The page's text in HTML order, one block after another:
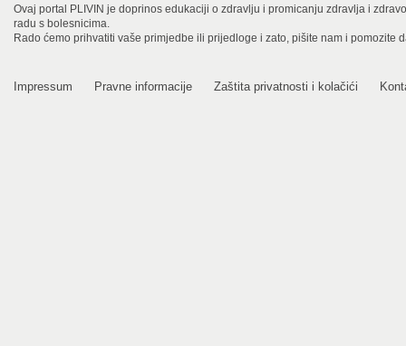
Ovaj portal PLIVIN je doprinos edukaciji o zdravlju i promicanju zdravlja i
radu s bolesnicima.
Rado ćemo prihvatiti vaše primjedbe ili prijedloge i zato, pišite nam i pomozite
Impressum Pravne informacije Zaštita privatnosti i kolačići